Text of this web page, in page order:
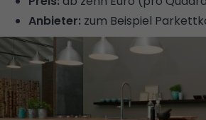
Anbieter: zum Beispiel